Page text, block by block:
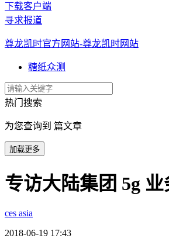
下载客户端
寻求报道
尊龙凯时官方网站-尊龙凯时网站
糖纸众测
热门搜索
为您查询到 篇文章
加载更多
专访大陆集团 5g
ces asia
2018-06-19 17:43